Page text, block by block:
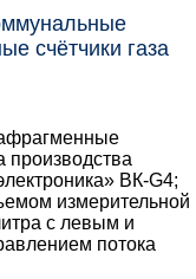
счётчики газа
производства
ВК-G4;
измерительной
с левым и
потока